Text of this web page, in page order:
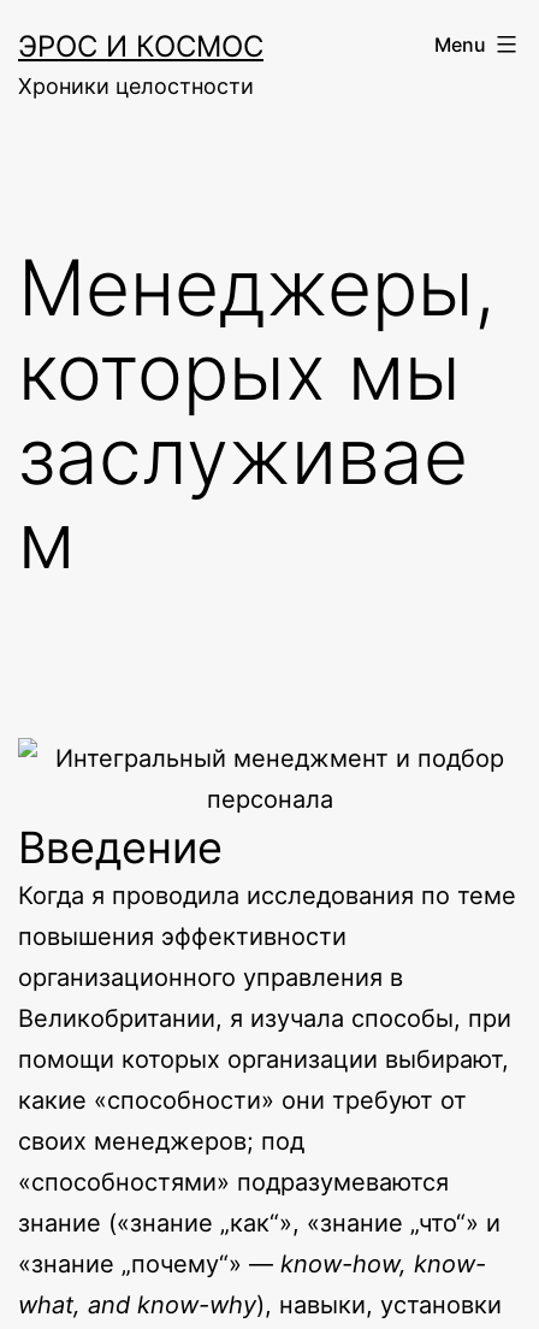
to
content
ЭРОС И КОСМОС
Хроники целостности
Menu
Менеджеры,
которых мы
заслуживае
м
Введение
Когда я проводила исследования по теме
повышения эффективности
организационного управления в
Великобритании, я изучала способы, при
помощи которых организации выбирают,
какие «способности» они требуют от
своих менеджеров; под
«способностями» подразумеваются
знание («знание „как“», «знание „что“» и
«знание „почему“» — know-how, know-
what, and know-why), навыки, установки